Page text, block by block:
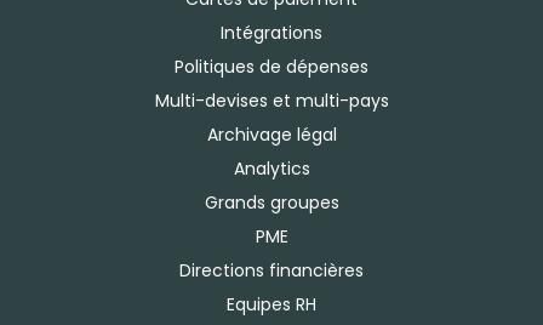
Intégrations
Politiques de dépenses
Multi-devises et multi-pays
Archivage légal
Analytics
Grands groupes
PME
Directions financières
Equipes RH